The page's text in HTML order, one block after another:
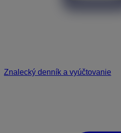
Znalecký denník a vyúčtovanie